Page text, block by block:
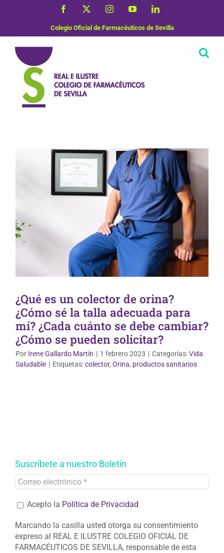
Facebook InstagramYouTubeLinkedIn
Colegio Oficial de Farmacéuticos de Sevilla
¿Qué es un colector de orina?
¿Cómo sé la talla adecuada para
mí? ¿Cada cuánto se debe cambiar?
¿Cómo se pueden solicitar?
Por Irene Gallardo Martín | 1 febrero 2023 | Categorías:Vida
Saludable | Etiquetas:colector, Orina, productos sanitarios
Suscríbete a nuestro Boletín
Acepto la Política de Privacidad
Marcando la casilla usted otorga su consentimiento
expreso al REAL E ILUSTRE COLEGIO OFICIAL DE
FARMACÉUTICOS DE SEVILLA, responsable de esta